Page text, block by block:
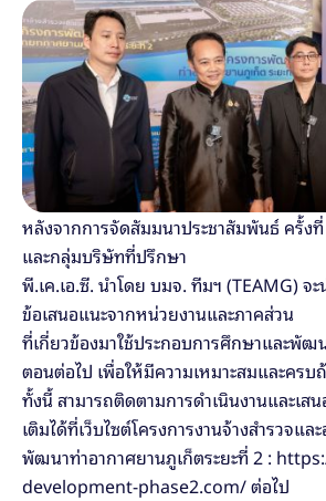
หลังจากการจัดสัมมนาประชาสัมพันธ์ ครั้ง
และกลุ่มบริษัทที่ปรึกษา
พี.เค.เอ.ซี. นำโดย บมจ. ทีมฯ (TEAMG) จ
ข้อเสนอแนะจากหน่วยงานและภาคส่วน
ที่เกี่ยวข้องมาใช้ประกอบการศึกษาและพั
ตอนต่อไป เพื่อให้มีความเหมาะสมและคร
ทั้งนี้ สามารถติดตามการดำเนินงานและเส
เติมได้ที่เว็บไซต์โครงการงานจ้างสำรวจแ
พัฒนาท่าอากาศยานภูเก็ตระยะที่ 2 :
development-phase2.com/ ต่อไป